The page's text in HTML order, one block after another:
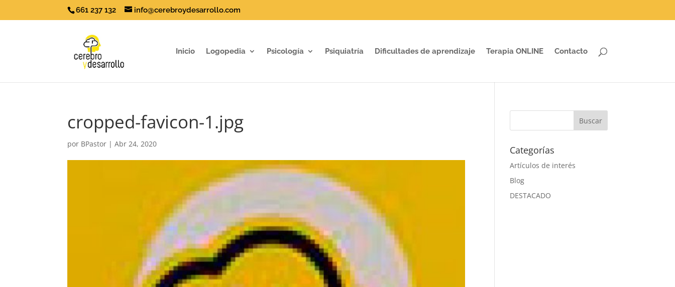
661 237 132 info@cerebroydesarrollo.com
Inicio Logopedia Psicología Psiquiatría Dificultades de aprendizaje Terapia ONLINE Contacto
cropped-favicon-1.jpg
por BPastor |Abr 24, 2020
Categorías
Artículos de interés
Blog
DESTACADO